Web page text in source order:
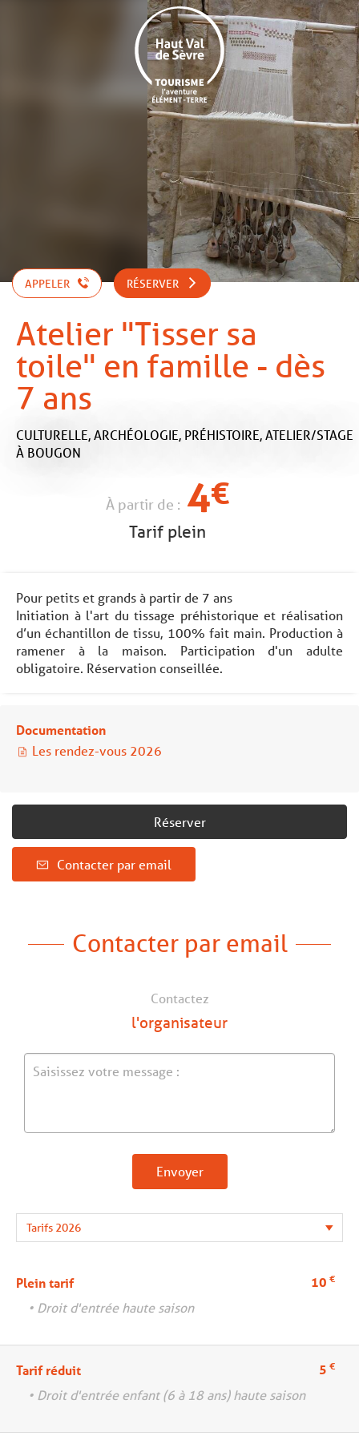
APPELER RÉSERVER
Atelier "Tisser sa
toile" en famille - dès
7 ans
CULTURELLE,ARCHÉOLOGIE, PRÉHISTOIRE,ATELIER/STAGE
À BOUGON
À partir de : 4€
Tarif plein
Pour petits et grands à partir de 7 ans
Initiation à l'art du tissage préhistorique et réalisation
d’un échantillon de tissu, 100% fait main. Production à
ramener à la maison. Participation d'un adulte
obligatoire. Réservation conseillée.
Documentation
Les rendez-vous 2026
Réserver
Contacter par email
Contacter par email
Contactez
l'organisateur
Envoyer
Plein tarif 10 €
• Droit d'entrée haute saison
Tarif réduit 5 €
• Droit d'entrée enfant (6 à 18 ans) haute saison